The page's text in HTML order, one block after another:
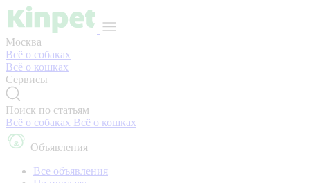
Москва
Всё о собаках
Всё о кошках
Сервисы
Поиск по статьям
Всё о собаках Всё о кошках
Объявления
Все объявления